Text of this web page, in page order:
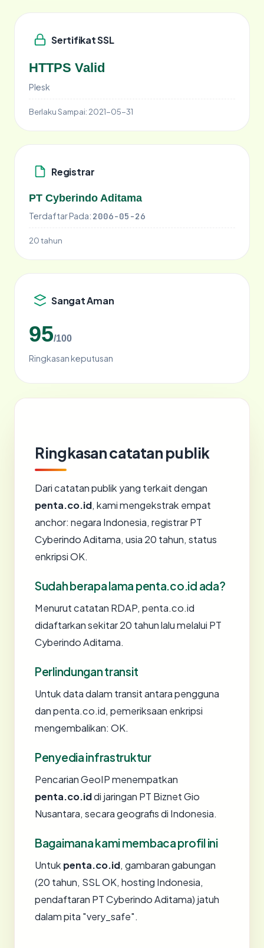
Sertifikat SSL
HTTPS Valid
Plesk
Berlaku Sampai: 2021-05-31
Registrar
PT Cyberindo Aditama
Terdaftar Pada: 2006-05-26
20 tahun
Sangat Aman
95/100
Ringkasan keputusan
Ringkasan catatan publik
Dari catatan publik yang terkait dengan
penta.co.id, kami mengekstrak empat
anchor: negara Indonesia, registrar PT
Cyberindo Aditama, usia 20 tahun, status
enkripsi OK.
Sudah berapa lama penta.co.id ada?
Menurut catatan RDAP, penta.co.id
didaftarkan sekitar 20 tahun lalu melalui PT
Cyberindo Aditama.
Perlindungan transit
Untuk data dalam transit antara pengguna
dan penta.co.id, pemeriksaan enkripsi
mengembalikan: OK.
Penyedia infrastruktur
Pencarian GeoIP menempatkan
penta.co.iddi jaringan PT Biznet Gio
Nusantara, secara geografis di Indonesia.
Bagaimana kami membaca profil ini
Untuk penta.co.id, gambaran gabungan
(20 tahun, SSL OK, hosting Indonesia,
pendaftaran PT Cyberindo Aditama) jatuh
dalam pita "very_safe".